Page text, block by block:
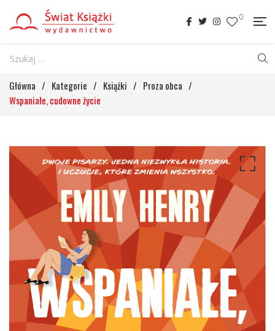
0
Główna / Kategorie / Książki / Proza obca /
Wspaniałe, cudowne życie